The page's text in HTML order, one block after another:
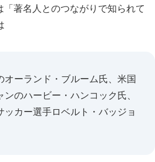
著名人とのつながりで知られて
オーランド・ブルーム氏、米国
のハービー・ハンコック氏、
ッカー選手ロベルト・バッジョ